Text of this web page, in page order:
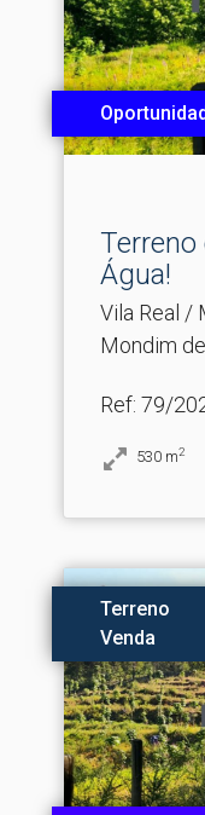
Água!
Vila Real /
Mondim
Ref: 79/
530 m2
Terreno
Venda